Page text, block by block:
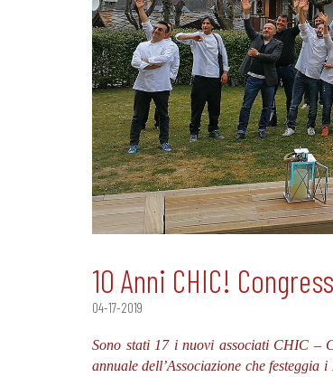
10 Anni CHIC!
04-17-2019
Sono stati 17 i nuovi associati CHIC –
annuale dell’Associazione che